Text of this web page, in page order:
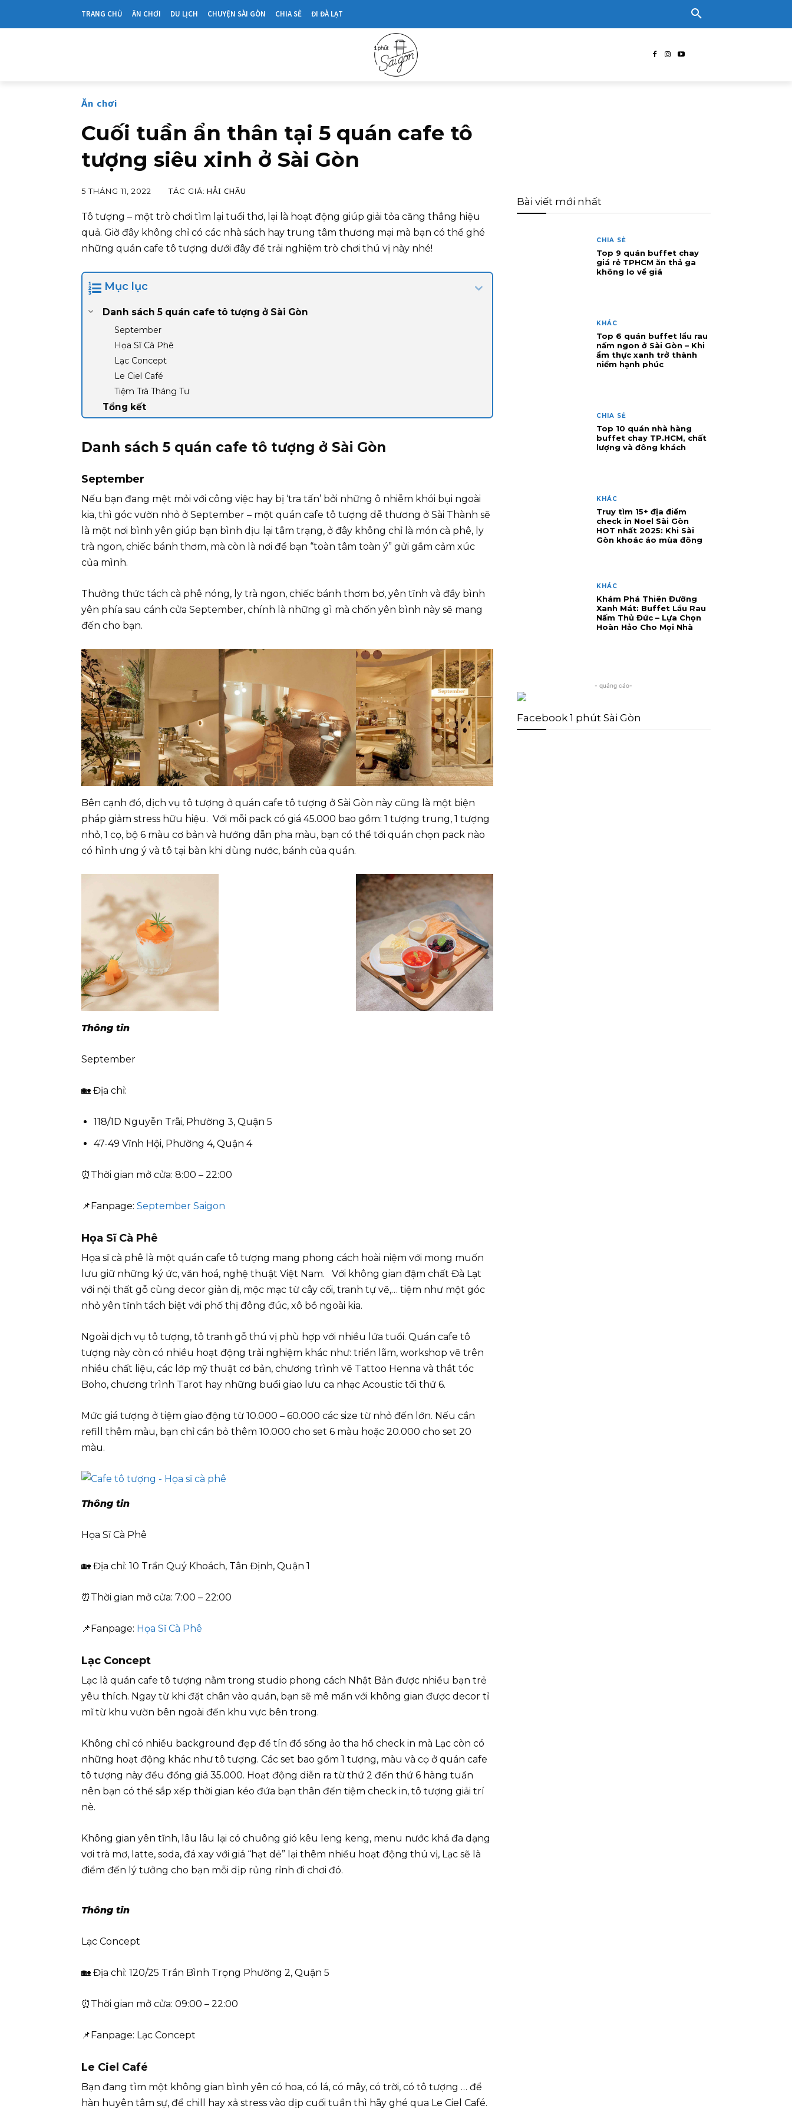
TRANG CHỦ ĂN CHƠI DU LỊCH CHUYỆN SÀI GÒN CHIA SẺ ĐI ĐÀ LẠT
Ăn chơi
Cuối tuần ẩn thân tại 5 quán cafe tô
tượng siêu xinh ở Sài Gòn
5 THÁNG 11, 2022 TÁC GIẢ: HẢI CHÂU
Tô tượng – một trò chơi tìm lại tuổi thơ, lại là hoạt động giúp giải tỏa căng thẳng hiệu
quả. Giờ đây không chỉ có các nhà sách hay trung tâm thương mại mà bạn có thể ghé
những quán cafe tô tượng dưới đây để trải nghiệm trò chơi thú vị này nhé!
Mục lục
Danh sách 5 quán cafe tô tượng ở Sài Gòn
September
Họa Sĩ Cà Phê
Lạc Concept
Le Ciel Café
Tiệm Trà Tháng Tư
Tổng kết
Danh sách 5 quán cafe tô tượng ở Sài Gòn
September
Nếu bạn đang mệt mỏi với công việc hay bị ‘tra tấn’ bởi những ô nhiễm khói bụi ngoài
kia, thì góc vườn nhỏ ở September – một quán cafe tô tượng dễ thương ở Sài Thành sẽ
là một nơi bình yên giúp bạn bình dịu lại tâm trạng, ở đây không chỉ là món cà phê, ly
trà ngon, chiếc bánh thơm, mà còn là nơi để bạn “toàn tâm toàn ý” gửi gắm cảm xúc
của mình.
Thưởng thức tách cà phê nóng, ly trà ngon, chiếc bánh thơm bơ, yên tĩnh và đầy bình
yên phía sau cánh cửa September, chính là những gì mà chốn yên bình này sẽ mang
đến cho bạn.
Bên cạnh đó, dịch vụ tô tượng ở quán cafe tô tượng ở Sài Gòn này cũng là một biện
pháp giảm stress hữu hiệu. Với mỗi pack có giá 45.000 bao gồm: 1 tượng trung, 1 tượng
nhỏ, 1 cọ, bộ 6 màu cơ bản và hướng dẫn pha màu, bạn có thể tới quán chọn pack nào
có hình ưng ý và tô tại bàn khi dùng nước, bánh của quán.
Thông tin
September
🏡 Địa chỉ:
118/1D Nguyễn Trãi, Phường 3, Quận 5
47-49 Vĩnh Hội, Phường 4, Quận 4
⏰Thời gian mở cửa: 8:00 – 22:00
📌Fanpage: September Saigon
Họa Sĩ Cà Phê
Họa sĩ cà phê là một quán cafe tô tượng mang phong cách hoài niệm với mong muốn
lưu giữ những ký ức, văn hoá, nghệ thuật Việt Nam. Với không gian đậm chất Đà Lạt
với nội thất gỗ cùng decor giản dị, mộc mạc từ cây cối, tranh tự vẽ,… tiệm như một góc
nhỏ yên tĩnh tách biệt với phố thị đông đúc, xô bồ ngoài kia.
Ngoài dịch vụ tô tượng, tô tranh gỗ thú vị phù hợp với nhiều lứa tuổi. Quán cafe tô
tượng này còn có nhiều hoạt động trải nghiệm khác như: triển lãm, workshop vẽ trên
nhiều chất liệu, các lớp mỹ thuật cơ bản, chương trình vẽ Tattoo Henna và thắt tóc
Boho, chương trình Tarot hay những buổi giao lưu ca nhạc Acoustic tối thứ 6.
Mức giá tượng ở tiệm giao động từ 10.000 – 60.000 các size từ nhỏ đến lớn. Nếu cần
refill thêm màu, bạn chỉ cần bỏ thêm 10.000 cho set 6 màu hoặc 20.000 cho set 20
màu.
Thông tin
Họa Sĩ Cà Phê
🏡 Địa chỉ: 10 Trần Quý Khoách, Tân Định, Quận 1
⏰Thời gian mở cửa: 7:00 – 22:00
📌Fanpage: Họa Sĩ Cà Phê
Lạc Concept
Lạc là quán cafe tô tượng nằm trong studio phong cách Nhật Bản được nhiều bạn trẻ
yêu thích. Ngay từ khi đặt chân vào quán, bạn sẽ mê mẩn với không gian được decor tỉ
mĩ từ khu vườn bên ngoài đến khu vực bên trong.
Không chỉ có nhiều background đẹp để tín đồ sống ảo tha hồ check in mà Lạc còn có
những hoạt động khác như tô tượng. Các set bao gồm 1 tượng, màu và cọ ở quán cafe
tô tượng này đều đồng giá 35.000. Hoạt động diễn ra từ thứ 2 đến thứ 6 hàng tuần
nên bạn có thể sắp xếp thời gian kéo đứa bạn thân đến tiệm check in, tô tượng giải trí
nè.
Không gian yên tĩnh, lâu lâu lại có chuông gió kêu leng keng, menu nước khá đa dạng
vơi trà mơ, latte, soda, đá xay với giá “hạt dẻ” lại thêm nhiều hoạt động thú vị, Lạc sẽ là
điểm đến lý tưởng cho bạn mỗi dịp rủng rỉnh đi chơi đó.
Thông tin
Lạc Concept
🏡 Địa chỉ: 120/25 Trần Bình Trọng Phường 2, Quận 5
⏰Thời gian mở cửa: 09:00 – 22:00
📌Fanpage: Lạc Concept
Le Ciel Café
Bạn đang tìm một không gian bình yên có hoa, có lá, có mây, có trời, có tô tượng … để
hàn huyên tâm sự, để chill hay xả stress vào dịp cuối tuần thì hãy ghé qua Le Ciel Café.
Bài viết mới nhất
CHIA SẺ
Top 9 quán buffet chay
giá rẻ TPHCM ăn thả ga
không lo về giá
KHÁC
Top 6 quán buffet lẩu rau
nấm ngon ở Sài Gòn – Khi
ẩm thực xanh trở thành
niềm hạnh phúc
CHIA SẺ
Top 10 quán nhà hàng
buffet chay TP.HCM, chất
lượng và đông khách
KHÁC
Truy tìm 15+ địa điểm
check in Noel Sài Gòn
HOT nhất 2025: Khi Sài
Gòn khoác áo mùa đông
KHÁC
Khám Phá Thiên Đường
Xanh Mát: Buffet Lẩu Rau
Nấm Thủ Đức – Lựa Chọn
Hoàn Hảo Cho Mọi Nhà
- quảng cáo-
Facebook 1 phút Sài Gòn